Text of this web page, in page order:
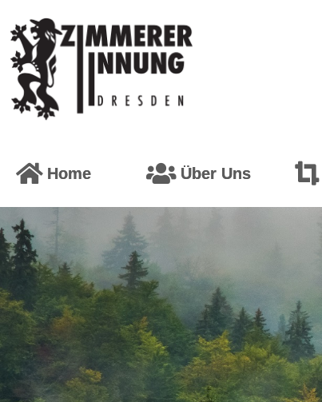
Home Über Uns